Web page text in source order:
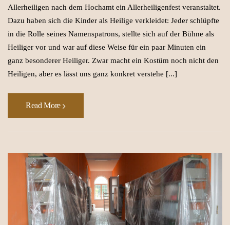
Allerheiligen nach dem Hochamt ein Allerheiligenfest veranstaltet.
Dazu haben sich die Kinder als Heilige verkleidet: Jeder schlüpfte
in die Rolle seines Namenspatrons, stellte sich auf der Bühne als
Heiliger vor und war auf diese Weise für ein paar Minuten ein
ganz besonderer Heiliger. Zwar macht ein Kostüm noch nicht den
Heiligen, aber es lässt uns ganz konkret verstehe [...]
Read More